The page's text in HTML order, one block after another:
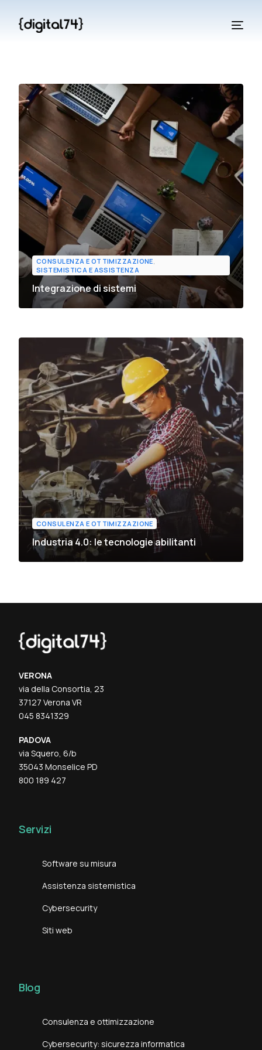
CONSULENZA E OTTIMIZZAZIONE,
SISTEMISTICA E ASSISTENZA
Integrazione di sistemi
CONSULENZA E OTTIMIZZAZIONE
Industria 4.0: le tecnologie abilitanti
VERONA
via della Consortia, 23
37127 Verona VR
045 8341329
PADOVA
via Squero, 6/b
35043 Monselice PD
800 189 427
Servizi
Software su misura
Assistenza sistemistica
Cybersecurity
Siti web
Blog
Consulenza e ottimizzazione
Cybersecurity: sicurezza informatica